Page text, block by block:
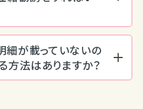
細が載っていないの
方法はありますか？